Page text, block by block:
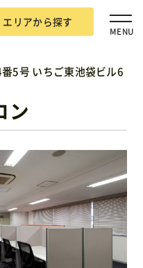
エリアから探す
MENU
探す
5号 いちご東池袋ビル6
ン